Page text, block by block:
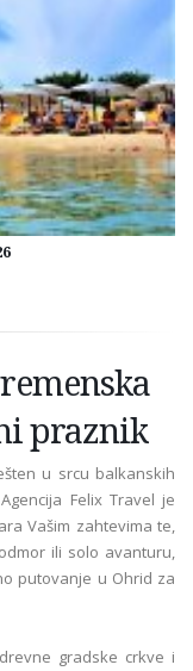
praznik
u srcu balkanskih
Felix Travel je
Vašim zahtevima te,
ili solo avanturu,
putovanje u Ohrid za
gradske crkve i